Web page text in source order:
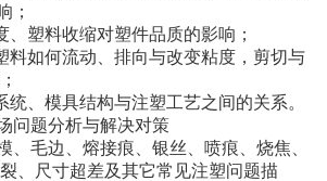
；
、塑料收缩对塑件品质的影响；
料如何流动、排向与改变粘度，剪切与
统、模具结构与注塑工艺之间的关系。
问题分析与解决对策
、毛边、熔接痕、银丝、喷痕、烧焦、
、尺寸超差及其它常见注塑问题描